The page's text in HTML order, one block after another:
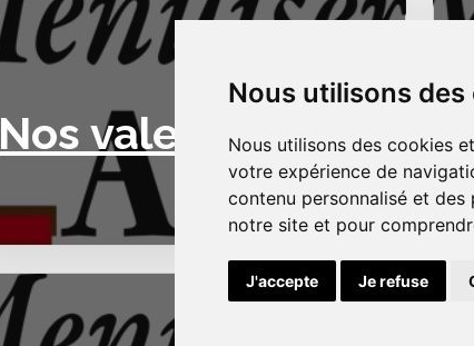
Nous utilisons
Nous utilisons des cookies
votre expérience de
contenu personnalisé et
notre site et pour
J'accepte Je refuse
Nos valeurs